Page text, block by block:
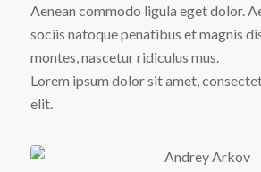
Aenean commodo ligula eget dolor.
sociis natoque penatibus et magnis
montes, nascetur ridiculus mus.
Lorem ipsum dolor sit amet,
elit.